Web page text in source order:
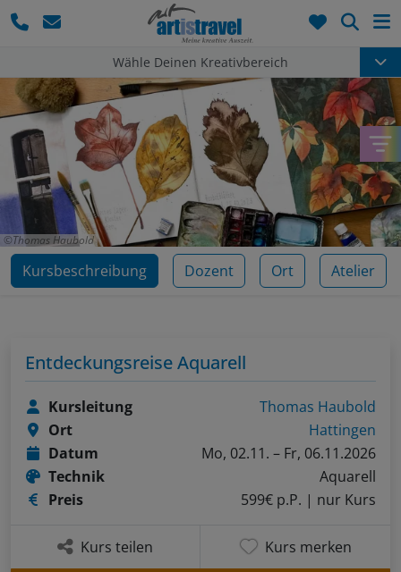
Wähle Deinen Kreativbereich
Thomas Haubold
Kursbeschreibung Dozent Ort Atelier
Entdeckungsreise Aquarell
Kursleitung
Thomas Haubold
Ort
Hattingen
Datum
Mo, 02.11. – Fr, 06.11.2026
Technik
Aquarell
Preis
599€ p.P. | nur Kurs
Kurs teilen Kurs merken